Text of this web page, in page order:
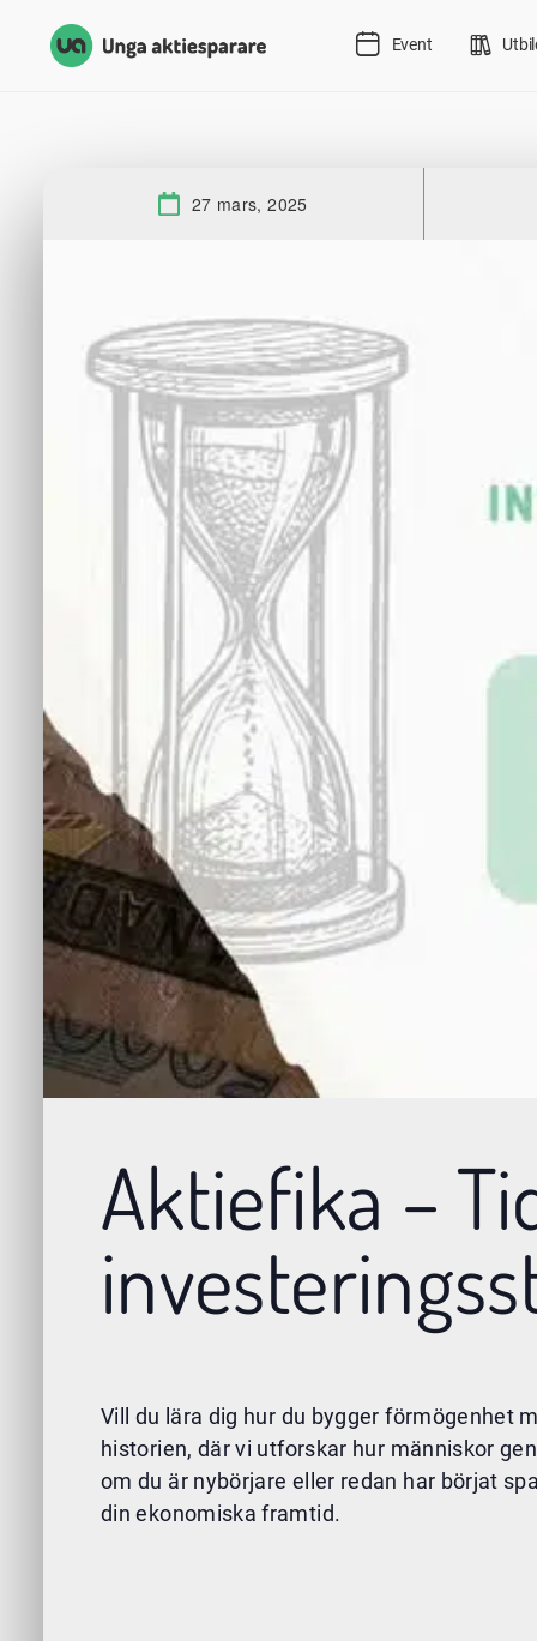
Event
Datum:
27 mars, 2025
Aktiefika –
Vill du lära dig hur du bygger förmögenhet
historien, där vi utforskar hur människor
om du är nybörjare eller redan har börjat
din ekonomiska framtid.